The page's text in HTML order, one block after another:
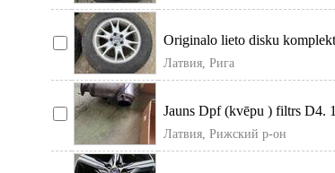
Originalo lieto disku
skruvem un pa vienu.
Латвия, Рига
Jauns Dpf (kvēpu ) filtrs D4.
g. ar jaunu temperatūras
Латвия, Рижский р-он